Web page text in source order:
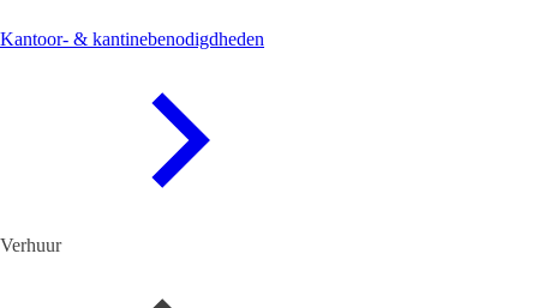
Kantoor- & kantinebenodigdheden
Verhuur